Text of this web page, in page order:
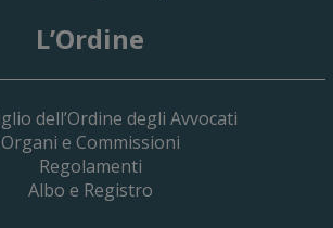
L’Ordine
dell’Ordine degli Avvocati
Organi e Commissioni
Regolamenti
Albo e Registro